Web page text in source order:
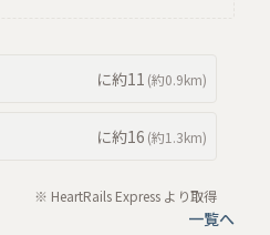
に約11 (約0.9km)
に約16 (約1.3km)
※ HeartRails Express より取得
一覧へ